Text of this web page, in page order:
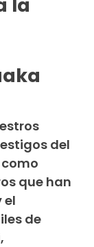
la
del
que han
el
de